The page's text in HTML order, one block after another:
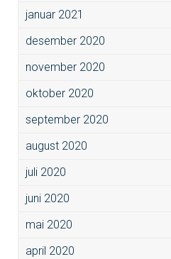
januar 2021
desember 2020
november 2020
oktober 2020
september 2020
august 2020
juli 2020
juni 2020
mai 2020
april 2020